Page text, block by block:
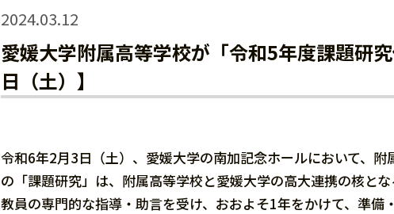
2024.03.12
愛媛大学附属高等学校が「令和5年度課題研
日（土）】
令和6年2月3日（土）、愛媛大学の南加記念ホールにおいて、
の「課題研究」は、附属高等学校と愛媛大学の高大連携の核と
教員の専門的な指導・助言を受け、おおよそ1年をかけて、準